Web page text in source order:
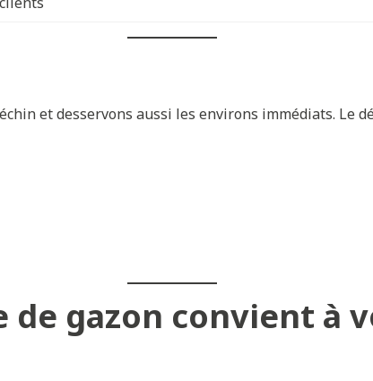
et desservons aussi les environs immédiats. Le
de gazon convient à